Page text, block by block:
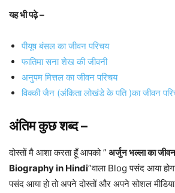
यह भी पढ़े –
पीयूष बंसल का जीवन परिचय
फातिमा सना शेख की जीवनी
अनुपम मित्तल का जीवन परिचय
विक्की जैन (अंकिता लोखंडे के पति )का जीवन
अंतिम कुछ शब्द –
दोस्तों मै आशा करता हूँ आपको ” अर्जुन भल्ला का
Biography in Hindi”वाला Blog पसंद आया
पसंद आया हो तो अपने दोस्तों और अपने सोशल